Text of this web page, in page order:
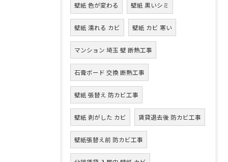
壁紙 色が変わる 壁紙 黒いシミ
壁紙 濡れる カビ 壁紙 カビ 寒い
マンション 埼玉 壁 断熱工事
石膏ボード 交換 断熱工事
壁紙 張替え 防カビ工事
壁紙 剥がした カビ 賃貸退去後 防カビ工事
壁紙張替え前 防カビ工事